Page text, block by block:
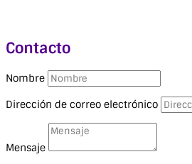
Contacto
Nombre
Dirección de correo electrónico
Mensaje